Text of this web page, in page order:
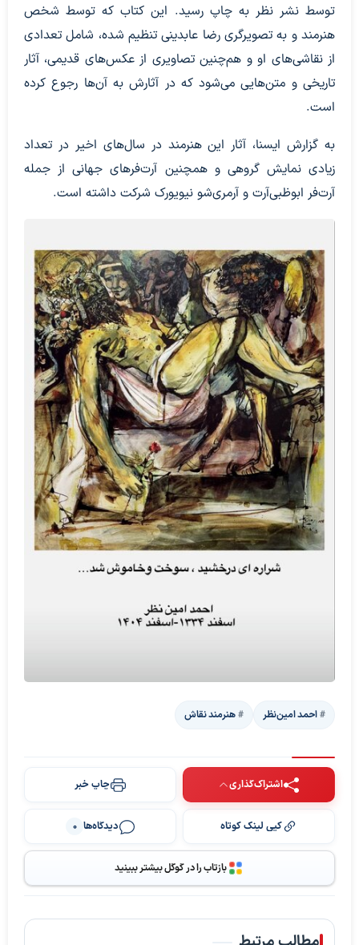
توسط نشر نظر به چاپ رسید. این کتاب که توسط شخص
هنرمند و به تصویرگری رضا عابدینی تنظیم شده، شامل تعدادی
از نقاشی‌های او و هم‌چنین تصاویری از عکس‌های قدیمی، آثار
تاریخی‌ و متن‌هایی می‌شود که در آثارش به آن‌ها رجوع کرده
است.
به گزارش ایسنا، آثار این هنرمند در سال‌های اخیر در تعداد
زیادی نمایش‌ گروهی و همچنین آرت‌فرهای جهانی از جمله
آرت‌فر ابوظبی‌آرت و آرمری‌شو نیویورک شرکت داشته است.
احمد امین‌نظر هنرمند نقاش
اشتراک‌گذاری چاپ خبر
کپی لینک کوتاه دیدگاه‌ها 0
بازتاب را در گوگل بیشتر ببینید